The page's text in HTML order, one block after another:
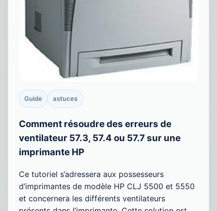
Guide astuces
Comment résoudre des erreurs de
ventilateur 57.3, 57.4 ou 57.7 sur une
imprimante HP
Ce tutoriel s’adressera aux possesseurs
d’imprimantes de modèle HP CLJ 5500 et 5550
et concernera les différents ventilateurs